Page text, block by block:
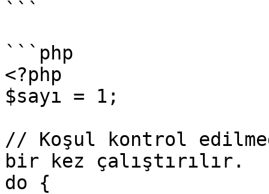
```
```php
<?php
$sayı = 1;
// Koşul kontrol
bir kez çalıştırılır.
do {